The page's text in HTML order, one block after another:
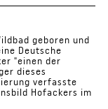
geboren und
Deutsche
"einen der
dieses
verfasste
Hofackers im